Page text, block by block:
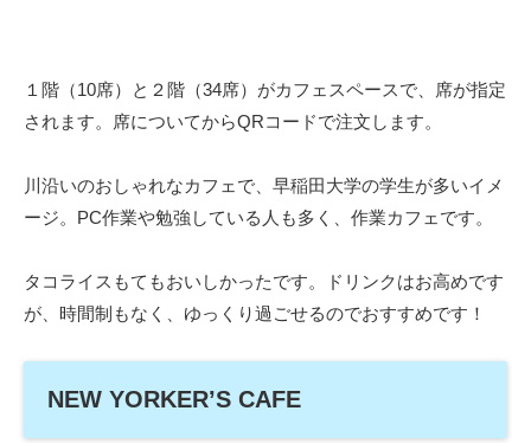
１階（10席）と２階（34席）がカフェスペースで、席が指定
されます。席についてからQRコードで注文します。
川沿いのおしゃれなカフェで、早稲田大学の学生が多いイメ
ージ。PC作業や勉強している人も多く、作業カフェです。
タコライスもてもおいしかったです。ドリンクはお高めです
が、時間制もなく、ゆっくり過ごせるのでおすすめです！
NEW YORKER’S CAFE